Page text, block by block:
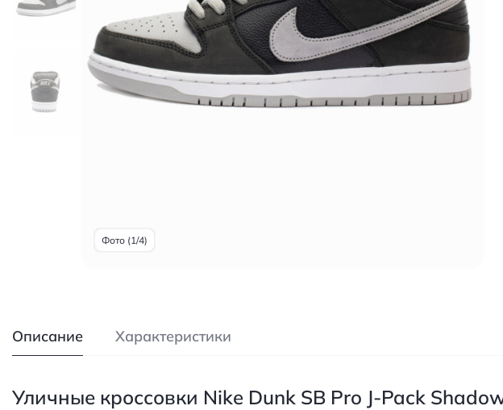
Фото (1/4)
Описание Характеристики
Уличные кроссовки Nike Dunk SB Pro J-Pack